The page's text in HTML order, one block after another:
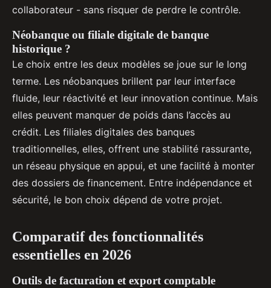
collaborateur - sans risquer de perdre le contrôle.
Néobanque ou filiale digitale de banque
historique ?
Le choix entre les deux modèles se joue sur le long
terme. Les néobanques brillent par leur interface
fluide, leur réactivité et leur innovation continue. Mais
elles peuvent manquer de poids dans l’accès au
crédit. Les filiales digitales des banques
traditionnelles, elles, offrent une stabilité rassurante,
un réseau physique en appui, et une facilité à monter
des dossiers de financement. Entre indépendance et
sécurité, le bon choix dépend de votre projet.
Comparatif des fonctionnalités
essentielles en 2026
Outils de facturation et export comptable